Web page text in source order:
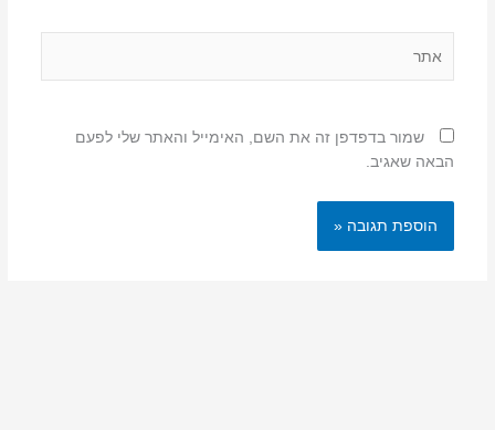
שמור בדפדפן זה את השם, האימייל והאתר שלי לפעם
הבאה שאגיב.